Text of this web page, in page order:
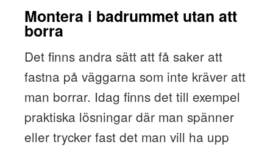
Montera i badrummet utan att
borra
Det finns andra sätt att få saker att
fastna på väggarna som inte kräver att
man borrar. Idag finns det till exempel
praktiska lösningar där man spänner
eller trycker fast det man vill ha upp